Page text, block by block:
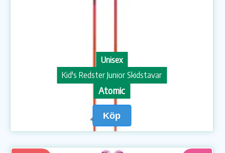
Unisex
Kid's Redster Junior Skidstavar
Atomic
Köp